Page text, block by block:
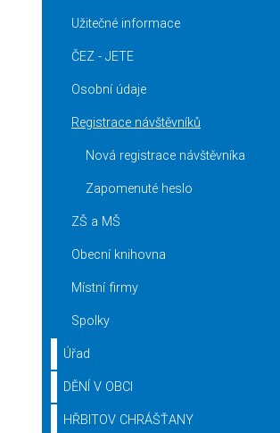
Užitečné informace
ČEZ - JETE
Osobní údaje
Registrace návštěvníků
Nová registrace návštěvníka
Zapomenuté heslo
ZŠ a MŠ
Obecní knihovna
Místní firmy
Spolky
Úřad
DĚNÍ V OBCI
HŘBITOV CHRÁŠŤANY